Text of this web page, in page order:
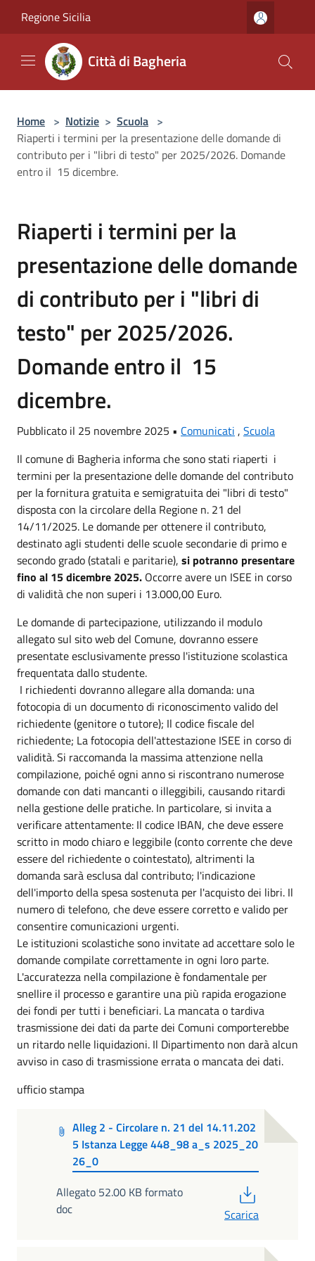
Regione Sicilia
Città di Bagheria
Home > Notizie > Scuola >
Riaperti i termini per la presentazione delle domande di
contributo per i "libri di testo" per 2025/2026. Domande
entro il 15 dicembre.
Riaperti i termini per la
presentazione delle domande
di contributo per i "libri di
testo" per 2025/2026.
Domande entro il 15
dicembre.
Pubblicato il 25 novembre 2025 • Comunicati , Scuola
Il comune di Bagheria informa che sono stati riaperti i
termini per la presentazione delle domande del contributo
per la fornitura gratuita e semigratuita dei "libri di testo"
disposta con la circolare della Regione n. 21 del
14/11/2025. Le domande per ottenere il contributo,
destinato agli studenti delle scuole secondarie di primo e
secondo grado (statali e paritarie), si potranno presentare
fino al 15 dicembre 2025. Occorre avere un ISEE in corso
di validità che non superi i 13.000,00 Euro.
Le domande di partecipazione, utilizzando il modulo
allegato sul sito web del Comune, dovranno essere
presentate esclusivamente presso l'istituzione scolastica
frequentata dallo studente.
I richiedenti dovranno allegare alla domanda: una
fotocopia di un documento di riconoscimento valido del
richiedente (genitore o tutore); Il codice fiscale del
richiedente; La fotocopia dell'attestazione ISEE in corso di
validità. Si raccomanda la massima attenzione nella
compilazione, poiché ogni anno si riscontrano numerose
domande con dati mancanti o illeggibili, causando ritardi
nella gestione delle pratiche. In particolare, si invita a
verificare attentamente: Il codice IBAN, che deve essere
scritto in modo chiaro e leggibile (conto corrente che deve
essere del richiedente o cointestato), altrimenti la
domanda sarà esclusa dal contributo; l'indicazione
dell'importo della spesa sostenuta per l'acquisto dei libri. Il
numero di telefono, che deve essere corretto e valido per
consentire comunicazioni urgenti.
Le istituzioni scolastiche sono invitate ad accettare solo le
domande compilate correttamente in ogni loro parte.
L'accuratezza nella compilazione è fondamentale per
snellire il processo e garantire una più rapida erogazione
dei fondi per tutti i beneficiari. La mancata o tardiva
trasmissione dei dati da parte dei Comuni comporterebbe
un ritardo nelle liquidazioni. Il Dipartimento non darà alcun
avviso in caso di trasmissione errata o mancata dei dati.
ufficio stampa
Alleg 2 - Circolare n. 21 del 14.11.202
5 Istanza Legge 448_98 a_s 2025_20
26_0
Allegato 52.00 KB formato
doc
Scarica